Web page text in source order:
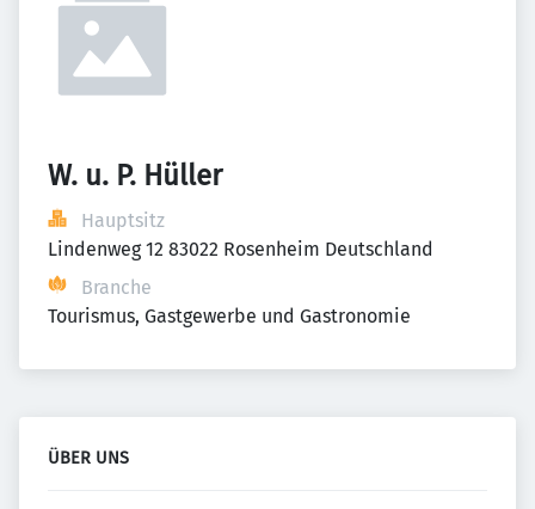
W. u. P. Hüller
Hauptsitz
Lindenweg 12 83022 Rosenheim Deutschland
Branche
Tourismus, Gastgewerbe und Gastronomie
ÜBER UNS